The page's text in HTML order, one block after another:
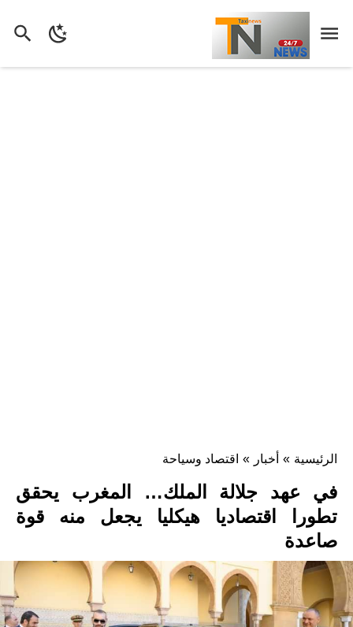
الرئيسية » أخبار » اقتصاد وسياحة
في عهد جلالة الملك… المغرب يحقق
تطورا اقتصاديا هيكليا يجعل منه قوة
صاعدة